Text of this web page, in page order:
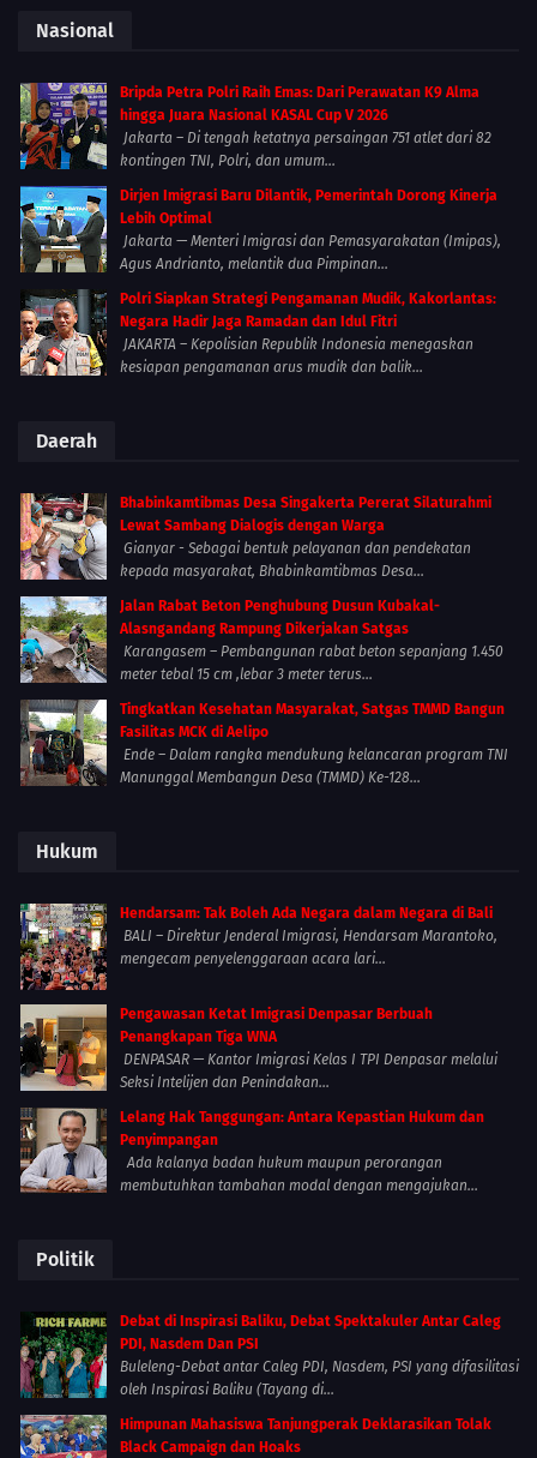
Nasional
Bripda Petra Polri Raih Emas: Dari Perawatan K9 Alma
hingga Juara Nasional KASAL Cup V 2026
Jakarta – Di tengah ketatnya persaingan 751 atlet dari 82
kontingen TNI, Polri, dan umum...
Dirjen Imigrasi Baru Dilantik, Pemerintah Dorong Kinerja
Lebih Optimal
Jakarta — Menteri Imigrasi dan Pemasyarakatan (Imipas),
Agus Andrianto, melantik dua Pimpinan...
Polri Siapkan Strategi Pengamanan Mudik, Kakorlantas:
Negara Hadir Jaga Ramadan dan Idul Fitri
JAKARTA – Kepolisian Republik Indonesia menegaskan
kesiapan pengamanan arus mudik dan balik...
Daerah
Bhabinkamtibmas Desa Singakerta Pererat Silaturahmi
Lewat Sambang Dialogis dengan Warga
Gianyar - Sebagai bentuk pelayanan dan pendekatan
kepada masyarakat, Bhabinkamtibmas Desa...
Jalan Rabat Beton Penghubung Dusun Kubakal-
Alasngandang Rampung Dikerjakan Satgas
Karangasem – Pembangunan rabat beton sepanjang 1.450
meter tebal 15 cm ,lebar 3 meter terus...
Tingkatkan Kesehatan Masyarakat, Satgas TMMD Bangun
Fasilitas MCK di Aelipo
Ende – Dalam rangka mendukung kelancaran program TNI
Manunggal Membangun Desa (TMMD) Ke-128...
Hukum
Hendarsam: Tak Boleh Ada Negara dalam Negara di Bali
BALI – Direktur Jenderal Imigrasi, Hendarsam Marantoko,
mengecam penyelenggaraan acara lari...
Pengawasan Ketat Imigrasi Denpasar Berbuah
Penangkapan Tiga WNA
DENPASAR — Kantor Imigrasi Kelas I TPI Denpasar melalui
Seksi Intelijen dan Penindakan...
Lelang Hak Tanggungan: Antara Kepastian Hukum dan
Penyimpangan
Ada kalanya badan hukum maupun perorangan
membutuhkan tambahan modal dengan mengajukan...
Politik
Debat di Inspirasi Baliku, Debat Spektakuler Antar Caleg
PDI, Nasdem Dan PSI
Buleleng-Debat antar Caleg PDI, Nasdem, PSI yang difasilitasi
oleh Inspirasi Baliku (Tayang di...
Himpunan Mahasiswa Tanjungperak Deklarasikan Tolak
Black Campaign dan Hoaks